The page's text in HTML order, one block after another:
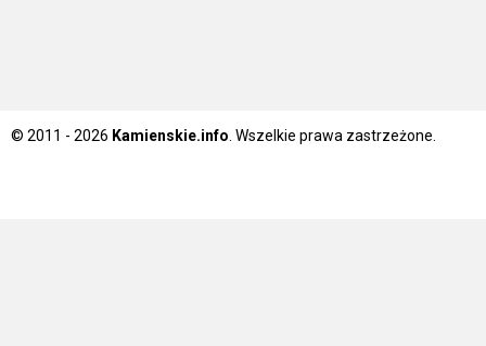
© 2011 - 2026 Kamienskie.info . Wszelkie prawa zastrzeżone.